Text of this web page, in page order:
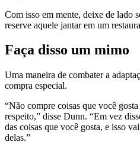
Com isso em mente, deixe de lado
reserve aquele jantar em um
Faça disso um mimo
Uma maneira de combater a
compra especial.
“Não compre coisas que você
respeito,” disse Dunn. “Em vez
das coisas que você gosta, e isso
delas.”